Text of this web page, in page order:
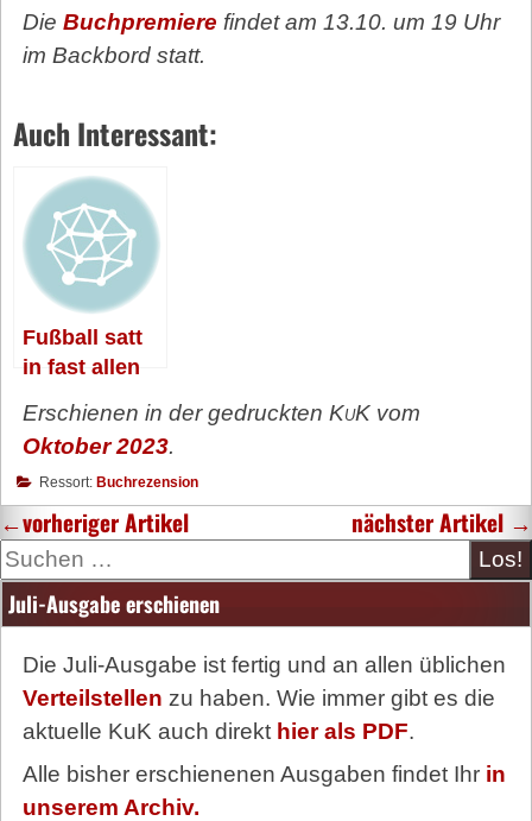
Die Buchpremiere findet am 13.10. um 19 Uhr
im Backbord statt.
Auch Interessant:
Fußball satt
in fast allen
Erschienen in der gedruckten KuKvom
Oktober 2023.
Ressort: Buchrezension
←vorheriger Artikel nächster Artikel →
Suche
Juli-Ausgabe erschienen
Die Juli-Ausgabe ist fertig und an allen üblichen
Verteilstellen zu haben. Wie immer gibt es die
aktuelle KuK auch direkt hier als PDF.
Alle bisher erschienenen Ausgaben findet Ihr in
unserem Archiv.